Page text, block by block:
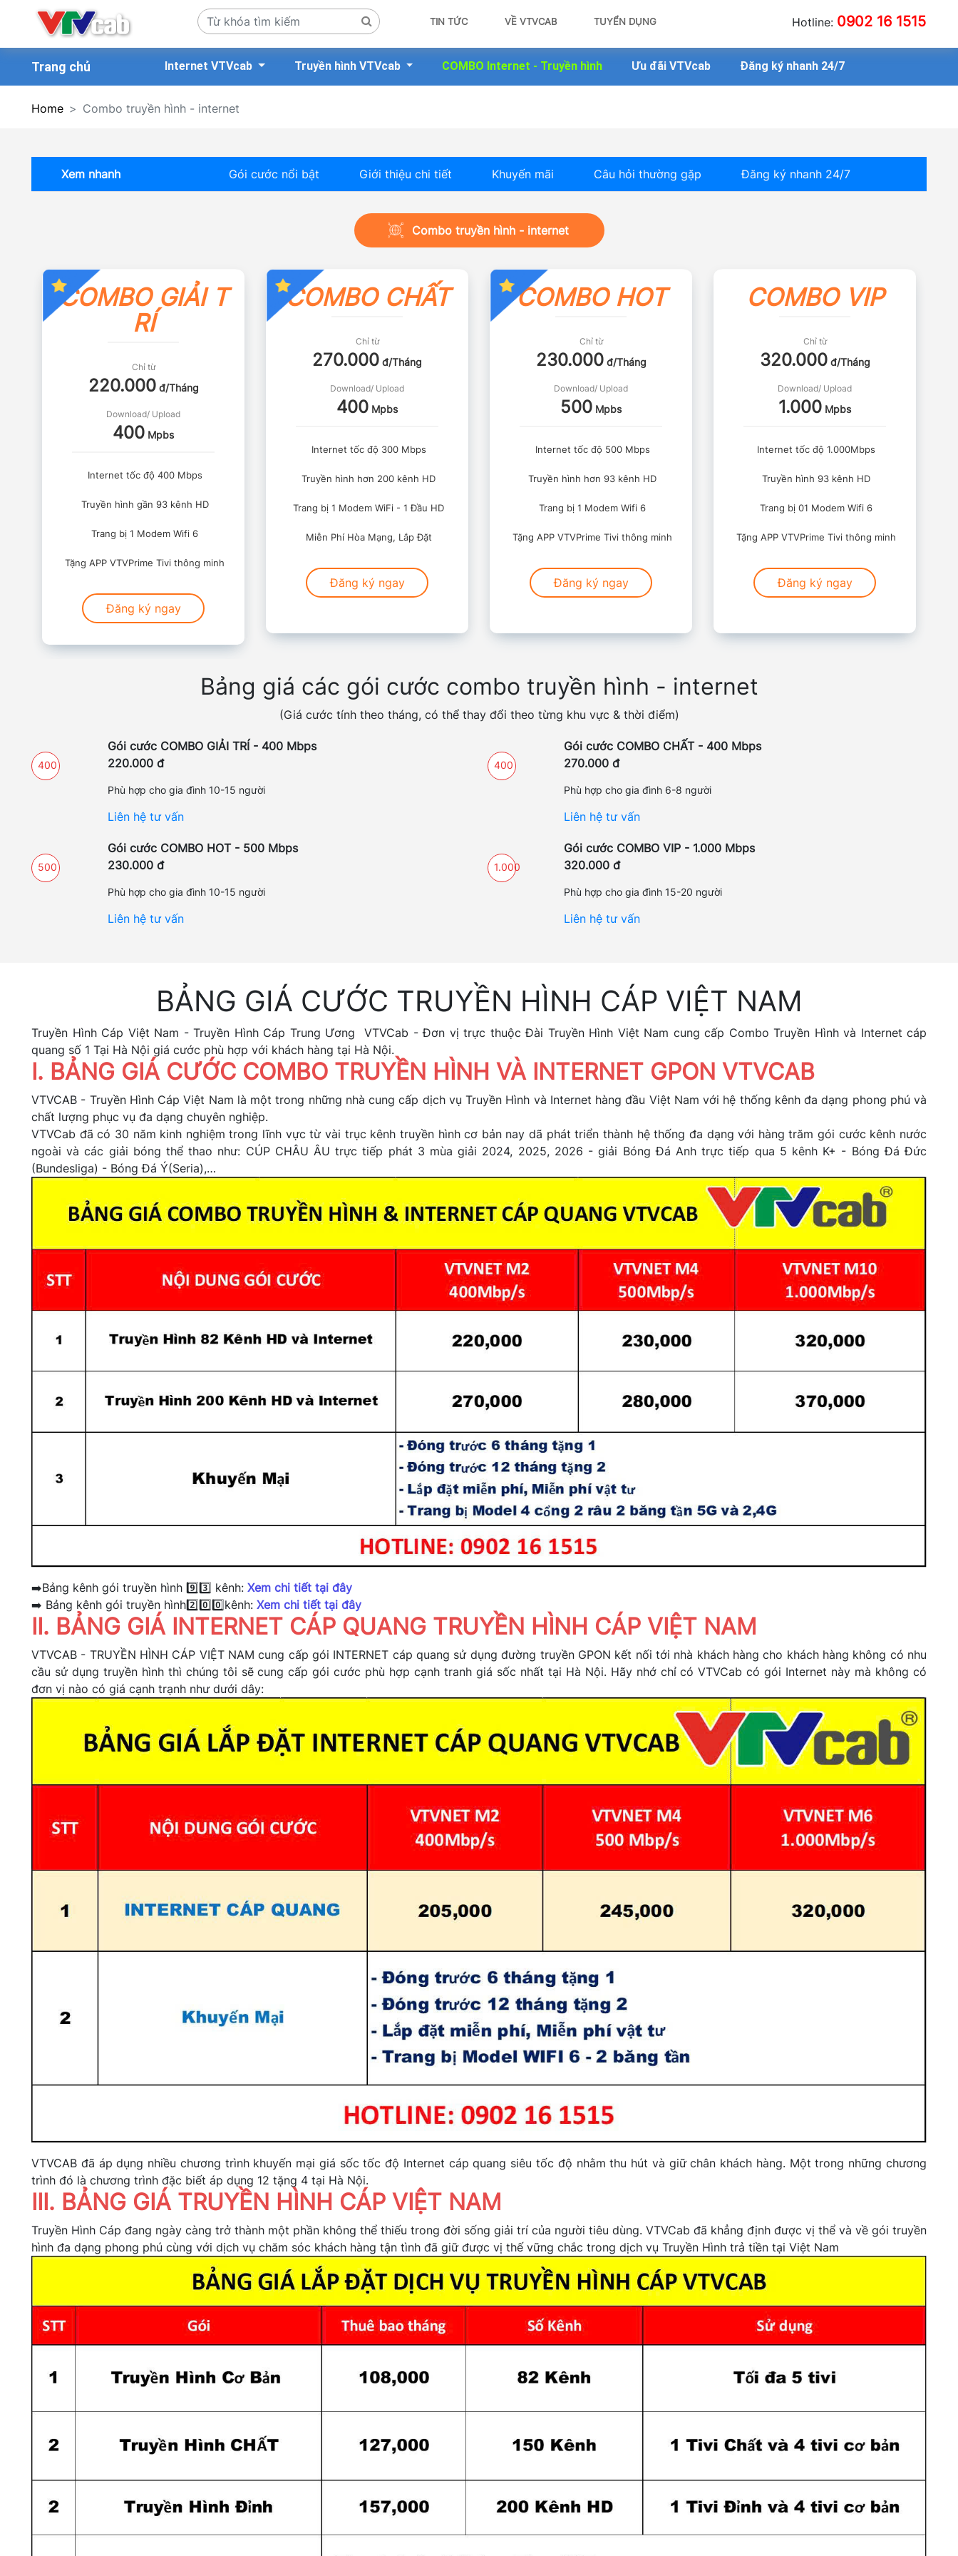
TIN TỨC VỀ VTVCAB TUYỂN DỤNG Hotline: 0902 16 1515
Trang chủ Internet VTVcab Truyền hình VTVcab COMBO Internet - Truyền hình Ưu đãi VTVcab Đăng ký nhanh 24/7
Home Combo truyền hình - internet
Xem nhanh Gói cước nổi bật Giới thiệu chi tiết Khuyến mãi Câu hỏi thường gặp Đăng ký nhanh 24/7
Combo truyền hình - internet
COMBO GIẢI T
RÍ
Chỉ từ
220.000đ/Tháng
Download/ Upload
400 Mpbs
Internet tốc độ 400 Mbps
Truyền hình gần 93 kênh HD
Trang bị 1 Modem Wifi 6
Tặng APP VTVPrime Tivi thông minh
Đăng ký ngay
COMBO CHẤT
Chỉ từ
270.000 đ/Tháng
Download/ Upload
400 Mpbs
Internet tốc độ 300 Mbps
Truyền hình hơn 200 kênh HD
Trang bị 1 Modem WiFi - 1 Đầu HD
Miễn Phí Hòa Mạng, Lắp Đặt
Đăng ký ngay
COMBO HOT
Chỉ từ
230.000đ/Tháng
Download/ Upload
500 Mpbs
Internet tốc độ 500 Mbps
Truyền hình hơn 93 kênh HD
Trang bị 1 Modem Wifi 6
Tặng APP VTVPrime Tivi thông minh
Đăng ký ngay
COMBO VIP
Chỉ từ
320.000đ/Tháng
Download/ Upload
1.000 Mpbs
Internet tốc độ 1.000Mbps
Truyền hình 93 kênh HD
Trang bị 01 Modem Wifi 6
Tặng APP VTVPrime Tivi thông minh
Đăng ký ngay
Bảng giá các gói cước combo truyền hình - internet
(Giá cước tính theo tháng, có thể thay đổi theo từng khu vực & thời điểm)
400
Gói cước COMBO GIẢI TRÍ - 400 Mbps
220.000 đ
Phù hợp cho gia đình 10-15 người
Liên hệ tư vấn
400
Gói cước COMBO CHẤT - 400 Mbps
270.000 đ
Phù hợp cho gia đình 6-8 người
Liên hệ tư vấn
500
Gói cước COMBO HOT - 500 Mbps
230.000 đ
Phù hợp cho gia đình 10-15 người
Liên hệ tư vấn
1.000
Gói cước COMBO VIP - 1.000 Mbps
320.000 đ
Phù hợp cho gia đình 15-20 người
Liên hệ tư vấn
BẢNG GIÁ CƯỚC TRUYỀN HÌNH CÁP VIỆT NAM
Truyền Hình Cáp Việt Nam - Truyền Hình Cáp Trung Ương VTVCab - Đơn vị trực thuộc Đài Truyền Hình Việt Nam cung cấp Combo Truyền Hình và Internet cáp
quang số 1 Tại Hà Nội giá cước phù hợp với khách hàng tại Hà Nội.
I. BẢNG GIÁ CƯỚC COMBO TRUYỀN HÌNH VÀ INTERNET GPON VTVCAB
VTVCAB - Truyền Hình Cáp Việt Nam là một trong những nhà cung cấp dịch vụ Truyền Hình và Internet hàng đầu Việt Nam với hệ thống kênh đa dạng phong phú và
chất lượng phục vụ đa dạng chuyên nghiệp.
VTVCab đã có 30 năm kinh nghiệm trong lĩnh vực từ vài trục kênh truyền hình cơ bản nay dã phát triển thành hệ thống đa dạng với hàng trăm gói cước kênh nước
ngoài và các giải bóng thể thao như: CÚP CHÂU ÂU trực tiếp phát 3 mùa giải 2024, 2025, 2026 - giải Bóng Đá Anh trực tiếp qua 5 kênh K+ - Bóng Đá Đức
(Bundesliga) - Bóng Đá Ý(Seria),…
➡️Bảng kênh gói truyền hình 9️⃣3️⃣ kênh: Xem chi tiết tại đây
➡️ Bảng kênh gói truyền hình2️⃣0️⃣0️⃣kênh: Xem chi tiết tại đây
II. BẢNG GIÁ INTERNET CÁP QUANG TRUYỀN HÌNH CÁP VIỆT NAM
VTVCAB - TRUYỀN HÌNH CÁP VIỆT NAM cung cấp gói INTERNET cáp quang sử dụng đường truyền GPON kết nối tới nhà khách hàng cho khách hàng không có nhu
cầu sử dụng truyền hình thì chúng tôi sẽ cung cấp gói cước phù hợp cạnh tranh giá sốc nhất tại Hà Nội. Hãy nhớ chỉ có VTVCab có gói Internet này mà không có
đơn vị nào có giá cạnh trạnh như dưới dây:
VTVCAB đã áp dụng nhiều chương trình khuyến mại giá sốc tốc độ Internet cáp quang siêu tốc độ nhằm thu hút và giữ chân khách hàng. Một trong những chương
trình đó là chương trình đặc biết áp dụng 12 tặng 4 tại Hà Nội.
III. BẢNG GIÁ TRUYỀN HÌNH CÁP VIỆT NAM
Truyền Hình Cáp đang ngày càng trở thành một phần không thể thiếu trong đời sống giải trí của người tiêu dùng. VTVCab đã khẳng định được vị thể và về gói truyền
hình đa dạng phong phú cùng với dịch vụ chăm sóc khách hàng tận tình đã giữ được vị thế vững chắc trong dịch vụ Truyền Hình trả tiền tại Việt Nam